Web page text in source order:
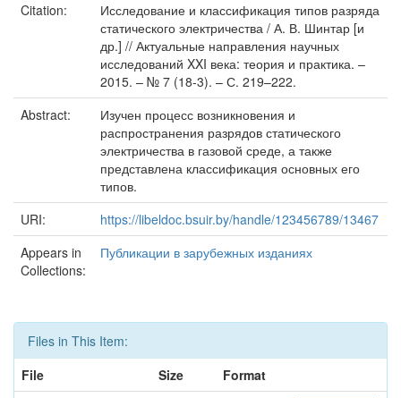
Citation:
Исследование и классификация типов разряда
статического электричества / А. В. Шинтар [и
др.] // Актуальные направления научных
исследований XXI века: теория и практика. –
2015. – № 7 (18-3). – С. 219–222.
Abstract:
Изучен процесс возникновения и
распространения разрядов статического
электричества в газовой среде, а также
представлена классификация основных его
типов.
URI:
https://libeldoc.bsuir.by/handle/123456789/13467
Appears in
Collections:
Публикации в зарубежных изданиях
Files in This Item:
File
Size
Format